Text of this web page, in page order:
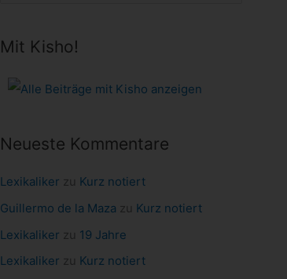
h
a
h
:
Mit Kisho!
Neueste Kommentare
Lexikaliker zu Kurz notiert
Guillermo de la Maza zu Kurz notiert
Lexikaliker zu 19 Jahre
Lexikaliker zu Kurz notiert